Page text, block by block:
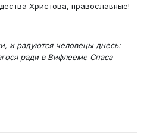
Христова, православные!
и радуются человецы днесь:
ради в Вифлееме Спаса